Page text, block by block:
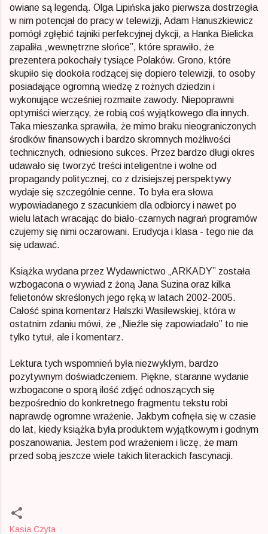
owiane są legendą. Olga Lipińska jako pierwsza dostrzegła
w nim potencjał do pracy w telewizji, Adam Hanuszkiewicz
pomógł zgłębić tajniki perfekcyjnej dykcji, a Hanka Bielicka
zapaliła „wewnętrzne słońce”, które sprawiło, że
prezentera pokochały tysiące Polaków. Grono, które
skupiło się dookoła rodzącej się dopiero telewizji, to osoby
posiadające ogromną wiedzę z rożnych dziedzin i
wykonujące wcześniej rozmaite zawody. Niepoprawni
optymiści wierzący, że robią coś wyjątkowego dla innych.
Taka mieszanka sprawiła, że mimo braku nieograniczonych
środków finansowych i bardzo skromnych możliwości
technicznych, odniesiono sukces. Przez bardzo długi okres
udawało się tworzyć treści inteligentne i wolne od
propagandy politycznej, co z dzisiejszej perspektywy
wydaje się szczególnie cenne. To była era słowa
wypowiadanego z szacunkiem dla odbiorcy i nawet po
wielu latach wracając do biało-czarnych nagrań programów
czujemy się nimi oczarowani. Erudycja i klasa - tego nie da
się udawać.
Książka wydana przez Wydawnictwo „ARKADY” została
wzbogacona o wywiad z żoną Jana Suzina oraz kilka
felietonów skreślonych jego ręką w latach 2002-2005.
Całość spina komentarz Halszki Wasilewskiej, która w
ostatnim zdaniu mówi, że „Nieźle się zapowiadało” to nie
tylko tytuł, ale i komentarz.
Lektura tych wspomnień była niezwykłym, bardzo
pozytywnym doświadczeniem. Piękne, staranne wydanie
wzbogacone o sporą ilość zdjęć odnoszących się
bezpośrednio do konkretnego fragmentu tekstu robi
naprawdę ogromne wrażenie. Jakbym cofnęła się w czasie
do lat, kiedy książka była produktem wyjątkowym i godnym
poszanowania. Jestem pod wrażeniem i liczę, że mam
przed sobą jeszcze wiele takich literackich fascynacji.
Kasia Czyta